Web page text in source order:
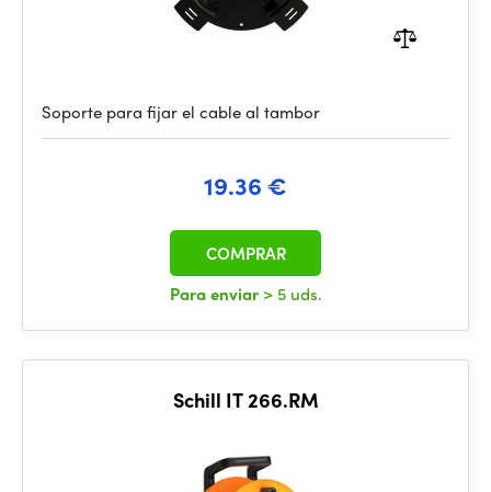
Soporte para fijar el cable al tambor
19.36 €
Para enviar > 5 uds.
COMPRAR
Schill IT 266.RM